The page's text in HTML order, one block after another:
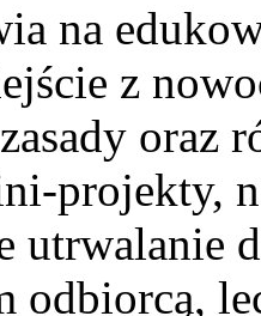
na
z
oraz
projekty,
utrwalanie
odbiorcą,